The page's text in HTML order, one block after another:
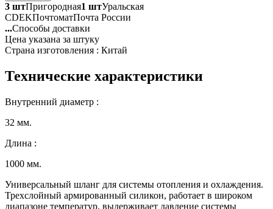
3 штПригородная1 штУральская
CDEKПочтоматПочта России
...Способы доставки
Цена указана за штуку
Страна изготовления : Китай
Технические характеристики
Внутренний диаметр :
32 мм.
Длина :
1000 мм.
Универсальный шланг для системы отопления и охлаждения.
Трехслойный армированный силикон, работает в широком
диапазоне температур, выдерживает давление системы